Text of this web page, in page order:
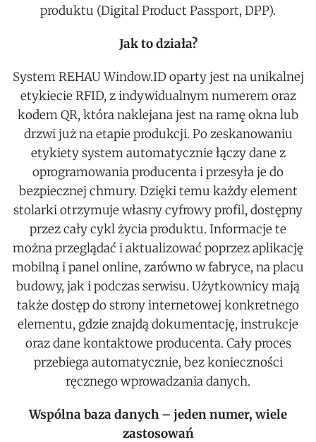
produktu (Digital Product Passport, DPP).
Jak to działa?
System REHAU Window.ID oparty jest na unikalnej
etykiecie RFID, z indywidualnym numerem oraz
kodem QR, która naklejana jest na ramę okna lub
drzwi już na etapie produkcji. Po zeskanowaniu
etykiety system automatycznie łączy dane z
oprogramowania producenta i przesyła je do
bezpiecznej chmury. Dzięki temu każdy element
stolarki otrzymuje własny cyfrowy profil, dostępny
przez cały cykl życia produktu. Informacje te
można przeglądać i aktualizować poprzez aplikację
mobilną i panel online, zarówno w fabryce, na placu
budowy, jak i podczas serwisu. Użytkownicy mają
także dostęp do strony internetowej konkretnego
elementu, gdzie znajdą dokumentację, instrukcje
oraz dane kontaktowe producenta. Cały proces
przebiega automatycznie, bez konieczności
ręcznego wprowadzania danych.
Wspólna baza danych – jeden numer, wiele
zastosowań